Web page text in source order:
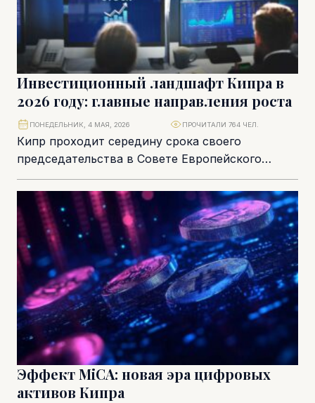
Инвестиционный ландшафт Кипра в
2026 году: главные направления роста
Кипр проходит середину срока своего
председательства в Совете Европейского
союза. 2026 год является ключевым. Он
совпадает с завершением программы
восстановления...
ПОНЕДЕЛЬНИК, 4 МАЯ, 2026 ПРОЧИТАЛИ 764 ЧЕЛ.
Эффект MiCA: новая эра цифровых
активов Кипра